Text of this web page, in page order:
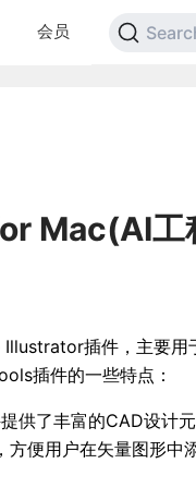
会员
Mac(AI工
插件，主要用
插件的一些特点：
供了丰富的CAD设计
便用户在矢量图形中